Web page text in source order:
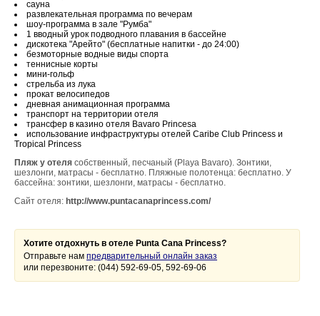
сауна
развлекательная программа по вечерам
шоу-программа в зале "Румба"
1 вводный урок подводного плавания в бассейне
дискотека "Арейто" (бесплатные напитки - до 24:00)
безмоторные водные виды спорта
теннисные корты
мини-гольф
стрельба из лука
прокат велосипедов
дневная анимационная программа
транспорт на территории отеля
трансфер в казино отеля Bavaro Princesa
использование инфраструктуры отелей Caribe Club Princess и
Tropical Princess
Пляж у отеля собственный, песчаный (Playa Bavaro). Зонтики,
шезлонги, матрасы - бесплатно. Пляжные полотенца: бесплатно. У
бассейна: зонтики, шезлонги, матрасы - бесплатно.
Сайт отеля: http://www.puntacanaprincess.com/
Хотите отдохнуть в отеле Punta Cana Princess?
Отправьте нам предварительный онлайн заказ
или перезвоните: (044) 592-69-05, 592-69-06